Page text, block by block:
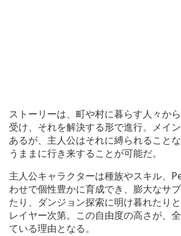
ストーリーは、町や村に暮らす人々か
受け、それを解決する形で進行。メイ
あるが、主人公はそれに縛られること
うままに行き来することが可能だ。
主人公キャラクターは種族やスキル、
わせで個性豊かに育成でき、膨大なサ
たり、ダンジョン探索に明け暮れたり
レイヤー次第。この自由度の高さが、
ている理由となる。